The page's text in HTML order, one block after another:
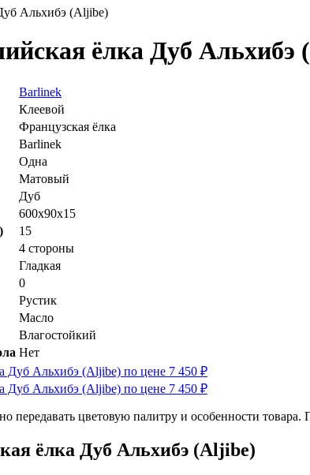
Альхибэ (Aljibe)
ёлка Дуб Альхибэ
Barlinek
Клеевой
Французская ёлка
Barlinek
Одна
Матовый
Дуб
600х90х15
15
4 стороны
Гладкая
0
Рустик
Масло
Влагостойкий
Нет
передавать цветовую палитру и особенности
ёлка Дуб Альхибэ (Aljibe)